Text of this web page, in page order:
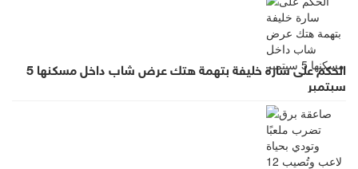
الحكم على سارة خليفة بتهمة هتك عرض شاب داخل مسكنها 5
سبتمبر